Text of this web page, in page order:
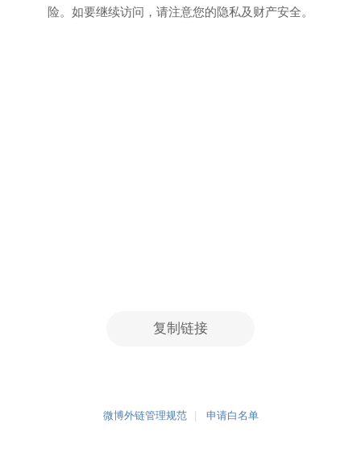
险。如要继续访问，请注意您的隐私及财产安全。
复制链接
微博外链管理规范 申请白名单